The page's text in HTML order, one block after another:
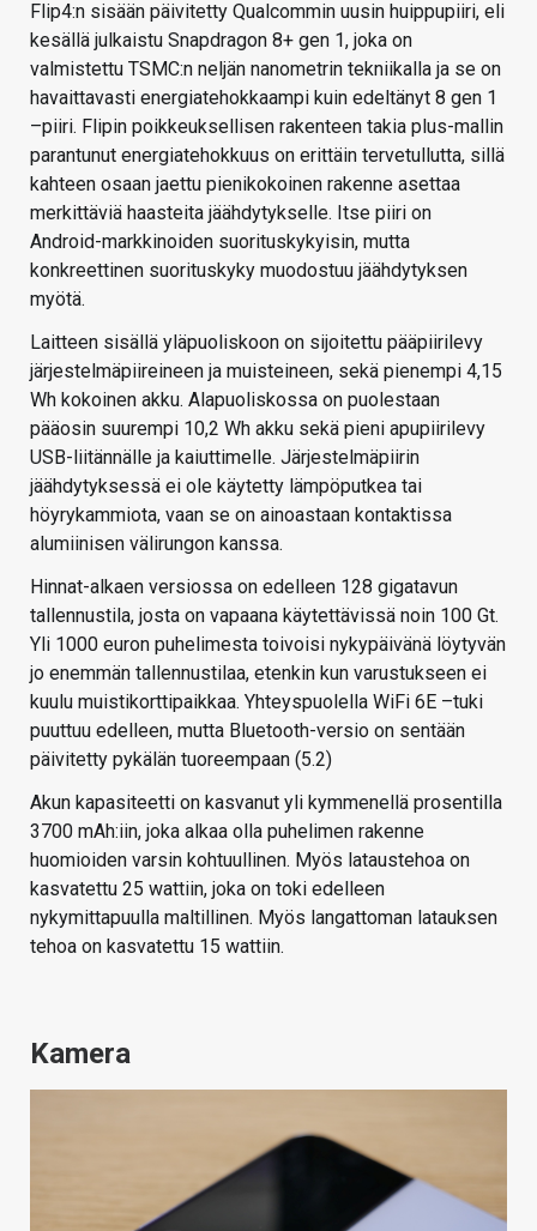
Flip4:n sisään päivitetty Qualcommin uusin huippupiiri, eli
kesällä julkaistu Snapdragon 8+ gen 1, joka on
valmistettu TSMC:n neljän nanometrin tekniikalla ja se on
havaittavasti energiatehokkaampi kuin edeltänyt 8 gen 1
–piiri. Flipin poikkeuksellisen rakenteen takia plus-mallin
parantunut energiatehokkuus on erittäin tervetullutta, sillä
kahteen osaan jaettu pienikokoinen rakenne asettaa
merkittäviä haasteita jäähdytykselle. Itse piiri on
Android-markkinoiden suorituskykyisin, mutta
konkreettinen suorituskyky muodostuu jäähdytyksen
myötä.
Laitteen sisällä yläpuoliskoon on sijoitettu pääpiirilevy
järjestelmäpiireineen ja muisteineen, sekä pienempi 4,15
Wh kokoinen akku. Alapuoliskossa on puolestaan
pääosin suurempi 10,2 Wh akku sekä pieni apupiirilevy
USB-liitännälle ja kaiuttimelle. Järjestelmäpiirin
jäähdytyksessä ei ole käytetty lämpöputkea tai
höyrykammiota, vaan se on ainoastaan kontaktissa
alumiinisen välirungon kanssa.
Hinnat-alkaen versiossa on edelleen 128 gigatavun
tallennustila, josta on vapaana käytettävissä noin 100 Gt.
Yli 1000 euron puhelimesta toivoisi nykypäivänä löytyvän
jo enemmän tallennustilaa, etenkin kun varustukseen ei
kuulu muistikorttipaikkaa. Yhteyspuolella WiFi 6E –tuki
puuttuu edelleen, mutta Bluetooth-versio on sentään
päivitetty pykälän tuoreempaan (5.2)
Akun kapasiteetti on kasvanut yli kymmenellä prosentilla
3700 mAh:iin, joka alkaa olla puhelimen rakenne
huomioiden varsin kohtuullinen. Myös lataustehoa on
kasvatettu 25 wattiin, joka on toki edelleen
nykymittapuulla maltillinen. Myös langattoman latauksen
tehoa on kasvatettu 15 wattiin.
Kamera